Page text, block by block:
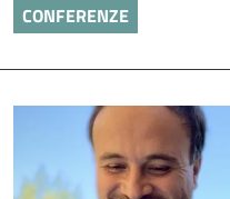
CONFERENZE